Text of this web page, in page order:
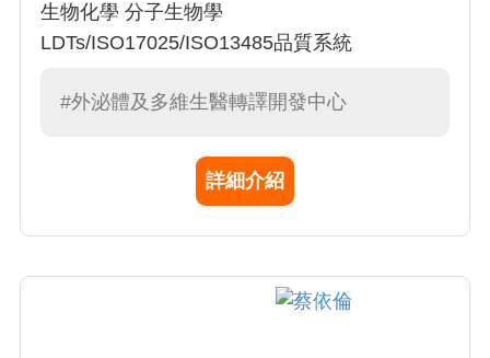
生物化學 分子生物學
LDTs/ISO17025/ISO13485品質系統
#外泌體及多維生醫轉譯開發中心
詳細介紹